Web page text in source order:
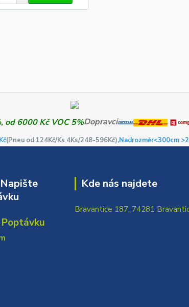
Dopravci
(Pneu od 124Kč/Ks 4Ks/248-596Kč),Nadrozměr<300cm
Kde nás najdete
Bravantice 187, 74281